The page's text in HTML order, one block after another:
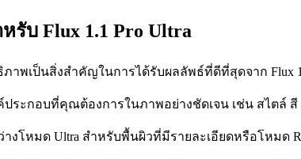
รับ Flux 1.1 Pro Ultra
พเป็นสิ่งสำคัญในการได้รับผลลัพธ์ที่ดีที่สุดจาก Flux
ระกอบที่คุณต้องการในภาพอย่างชัดเจน เช่น สไตล์
างโหมด Ultra สำหรับพื้นผิวที่มีรายละเอียดหรือโหม